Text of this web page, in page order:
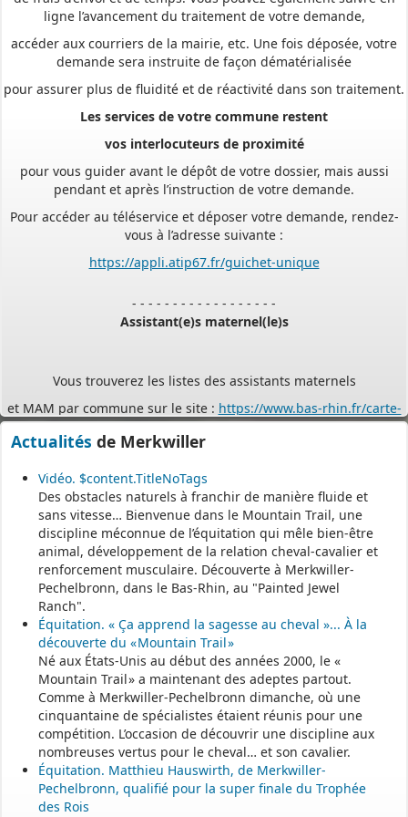
accéder aux courriers de la mairie, etc. Une fois déposée, votre
demande sera instruite de façon dématérialisée
pour assurer plus de fluidité et de réactivité dans son traitement.
Les services de votre commune restent
pendant et après l’instruction de votre demande.
Pour accéder au téléservice et déposer votre demande, rendez-
vous à l’adresse suivante :
Assistant(e)s maternel(le)s
assistants-maternels-bas-rhin/.
Il est mis à jour tous les vendredis.
des assistants maternels.
- - - - - - - - - - - - - - - - - -
Permanence mairie
Le secrétariat est fermé le samedi matin.
Une permanence est assurée par le maire, sur rendez-vous.
Actualités de Merkwiller
Vidéo. $content.TitleNoTags
Des obstacles naturels à franchir de manière fluide et
sans vitesse… Bienvenue dans le Mountain Trail, une
discipline méconnue de l’équitation qui mêle bien-être
animal, développement de la relation cheval-cavalier et
renforcement musculaire. Découverte à Merkwiller-
Pechelbronn, dans le Bas-Rhin, au "Painted Jewel
Ranch".
Équitation. « Ça apprend la sagesse au cheval »... À la
découverte du « Mountain Trail »
Né aux États-Unis au début des années 2000, le «
Mountain Trail » a maintenant des adeptes partout.
Comme à Merkwiller-Pechelbronn dimanche, où une
cinquantaine de spécialistes étaient réunis pour une
compétition. L’occasion de découvrir une discipline aux
nombreuses vertus pour le cheval… et son cavalier.
Équitation. Matthieu Hauswirth, de Merkwiller-
Pechelbronn, qualifié pour la super finale du Trophée
des Rois